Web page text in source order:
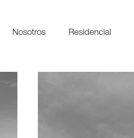
Nosotros Residencial